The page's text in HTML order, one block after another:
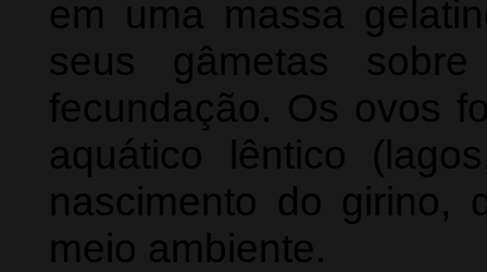
em uma massa
seus gâmetas
fecundação. Os ovos
aquático lêntico
nascimento do girino,
meio ambiente.